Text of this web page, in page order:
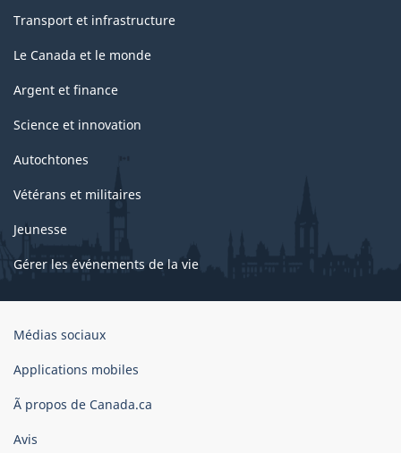
Transport et infrastructure
Le Canada et le monde
Argent et finance
Science et innovation
Autochtones
Vétérans et militaires
Jeunesse
Gérer les événements de la vie
Organisation
gouvernement
Canada
Médias sociaux
Applications mobiles
Ã propos de Canada.ca
Avis